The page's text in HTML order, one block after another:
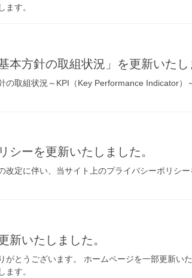
ます。
本方針の取組状況」を更新いたし
の取組状況～KPI（Key Performance Indicator）
シーを更新いたしました。
改定に伴い、当サイト上のプライバシーポリシ
新いたしました。
がとうございます。 ホームページを一部更新い
ます。